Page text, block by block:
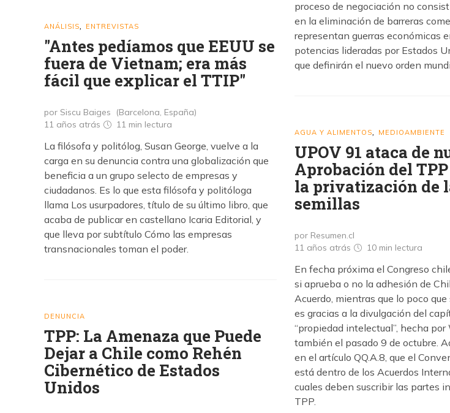
proceso de negociación no
en la eliminación de barreras
representan guerras económicas
potencias lideradas por Estados
que definirán el nuevo orden
ANÁLISIS ENTREVISTAS
"Antes pedíamos que EEUU se
fuera de Vietnam; era más
fácil que explicar el TTIP"
por Siscu Baiges (Barcelona, España)
11 años atrás
11 min lectura
La filósofa y politólog, Susan George, vuelve a la
carga en su denuncia contra una globalización que
beneficia a un grupo selecto de empresas y
ciudadanos. Es lo que esta filósofa y politóloga
llama Los usurpadores, título de su último libro, que
acaba de publicar en castellano Icaria Editorial, y
que lleva por subtítulo Cómo las empresas
transnacionales toman el poder.
AGUA Y ALIMENTOS MEDIOAMBIENTE
UPOV 91 ataca de
Aprobación del
la privatización de
semillas
por Resumen.cl
11 años atrás
10 min lectura
En fecha próxima el Congreso
si aprueba o no la adhesión de
Acuerdo, mientras que lo poco
es gracias a la divulgación del
“propiedad intelectual”, hecha
también el pasado 9 de octubre.
en el artículo QQ.A.8, que el
está dentro de los Acuerdos
cuales deben suscribir las partes
TPP.
DENUNCIA
TPP: La Amenaza que Puede
Dejar a Chile como Rehén
Cibernético de Estados
Unidos